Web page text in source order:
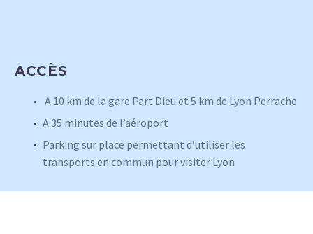
ACCÈS
A 10 km de la gare Part Dieu et 5 km de Lyon Perrache
A 35 minutes de l’aéroport
Parking sur place permettant d’utiliser les
transports en commun pour visiter Lyon